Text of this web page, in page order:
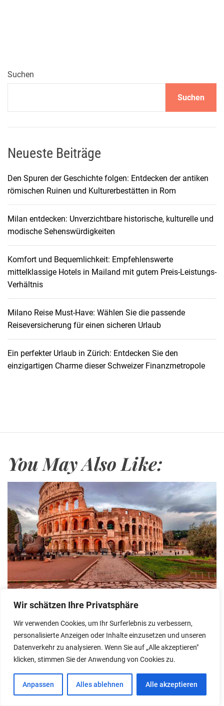
Wir schätzen Ihre Privatsphäre
Wir verwenden Cookies, um Ihr Surferlebnis zu verbessern,
personalisierte Anzeigen oder Inhalte einzusetzen und unseren
Datenverkehr zu analysieren. Wenn Sie auf „Alle akzeptieren"
klicken, stimmen Sie der Anwendung von Cookies zu.
Anpassen Alles ablehnen Alle akzeptieren
Suchen
Suchen
Neueste Beiträge
Den Spuren der Geschichte folgen: Entdecken der antiken
römischen Ruinen und Kulturerbestätten in Rom
Milan entdecken: Unverzichtbare historische, kulturelle und
modische Sehenswürdigkeiten
Komfort und Bequemlichkeit: Empfehlenswerte
mittelklassige Hotels in Mailand mit gutem Preis-Leistungs-
Verhältnis
Milano Reise Must-Have: Wählen Sie die passende
Reiseversicherung für einen sicheren Urlaub
Ein perfekter Urlaub in Zürich: Entdecken Sie den
einzigartigen Charme dieser Schweizer Finanzmetropole
You May Also Like:
Reiseziele
Den Spuren der Geschichte folgen:
Entdecken der antiken römischen
Ruinen und Kulturerbestätten in Rom